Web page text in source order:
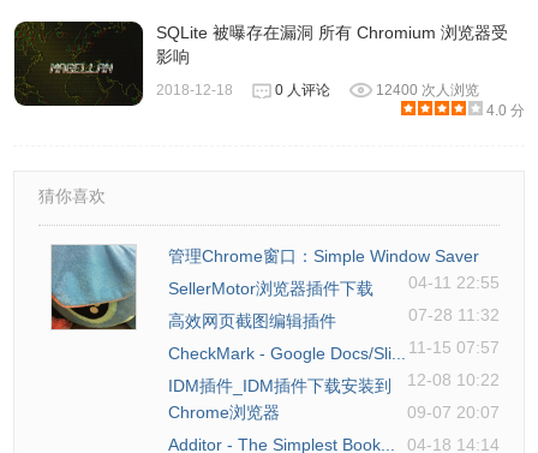
下面分为几个模块，分别是：
选择数据库。
查看表结构。
SQLite 被曝存在漏洞 所有 Chromium 浏览器受
影响
2018-12-18 0 人评论
12400 次人浏览
4.0 分
猜你喜欢
管理Chrome窗口：Simple Window Saver
04-11 22:55
SellerMotor浏览器插件下载
07-28 11:32
高效网页截图编辑插件
11-15 07:57
CheckMark - Google Docs/Sli...
12-08 10:22
IDM插件_IDM插件下载安装到
Chrome浏览器
09-07 20:07
Additor - The Simplest Book...
04-18 14:14